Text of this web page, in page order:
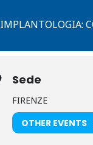
Sede
FIRENZE
OTHER EVENTS